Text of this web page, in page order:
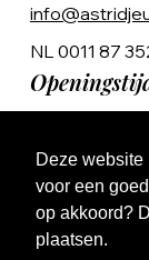
Deze
voor een
op akkoord?
plaatsen.
NL 0011 87
Ma t/m Vr